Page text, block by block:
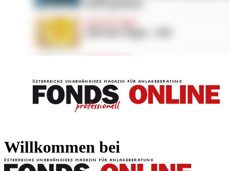
Willkommen bei